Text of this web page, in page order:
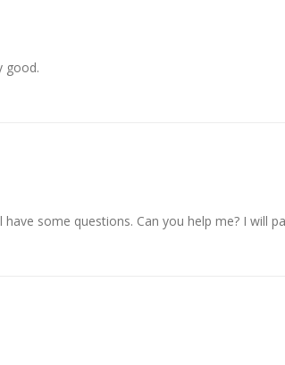
good.
some questions. Can you help me? I will